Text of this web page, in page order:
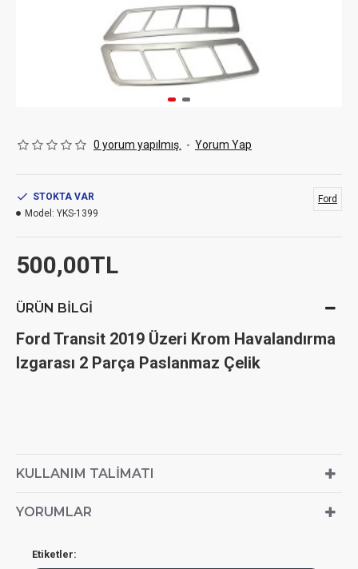
0 yorum yapılmış. - Yorum Yap
500,00TL
STOKTA VAR
Model: YKS-1399
Ford
ÜRÜN BILGI
Ford Transit 2019 Üzeri Krom Havalandırma
Izgarası 2 Parça Paslanmaz Çelik
KULLANIM TALIMATI
YORUMLAR
Etiketler: